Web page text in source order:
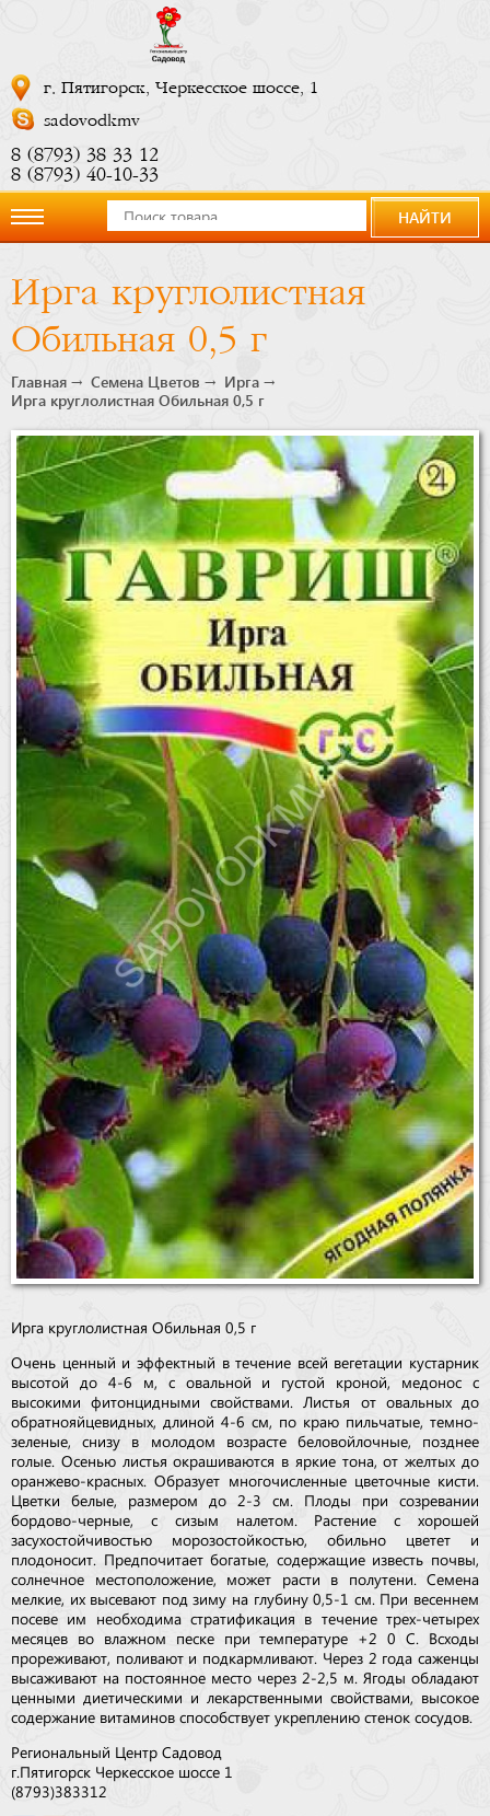
г. Пятигорск, Черкесское шоссе, 1
sadovodkmv
8 (8793) 38 33 12
8 (8793) 40-10-33
компании
Купить
сейчас
Бренды
Доставка
Оптовикам
НАЙТИ
Ирга круглолистная
Обильная 0,5 г
Главная Семена Цветов
Ирга
Ирга круглолистная Обильная 0,5 г
Ирга круглолистная Обильная 0,5 г
Очень ценный и эффектный в течение всей вегетации кустарник
высотой до 4-6 м, с овальной и густой кроной, медонос с
высокими фитонцидными свойствами. Листья от овальных до
обратнояйцевидных, длиной 4-6 см, по краю пильчатые, темно-
зеленые, снизу в молодом возрасте беловойлочные, позднее
голые. Осенью листья окрашиваются в яркие тона, от желтых до
оранжево-красных. Образует многочисленные цветочные кисти.
Цветки белые, размером до 2-3 см. Плоды при созревании
бордово-черные, с сизым налетом. Растение с хорошей
засухостойчивостью морозостойкостью, обильно цветет и
плодоносит. Предпочитает богатые, содержащие известь почвы,
солнечное местоположение, может расти в полутени. Семена
мелкие, их высевают под зиму на глубину 0,5-1 см. При весеннем
посеве им необходима стратификация в течение трех-четырех
месяцев во влажном песке при температуре +2 0 С. Всходы
прореживают, поливают и подкармливают. Через 2 года саженцы
высаживают на постоянное место через 2-2,5 м. Ягоды обладают
ценными диетическими и лекарственными свойствами, высокое
содержание витаминов способствует укреплению стенок сосудов.
Региональный Центр Садовод
г.Пятигорск Черкесское шоссе 1
(8793)383312